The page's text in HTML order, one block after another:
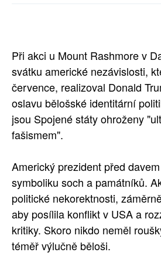
PLNÁ VERZE STRÁNEK
Při akci u Mount Rashmore v
svátku americké nezávislosti,
července, realizoval Donald
oslavu bělošské identitární
jsou Spojené státy ohroženy
fašismem".
Americký prezident před
symboliku soch a památníků.
politické nekorektnosti,
aby posílila konflikt v USA a
kritiky. Skoro nikdo neměl
téměř výlučně běloši.